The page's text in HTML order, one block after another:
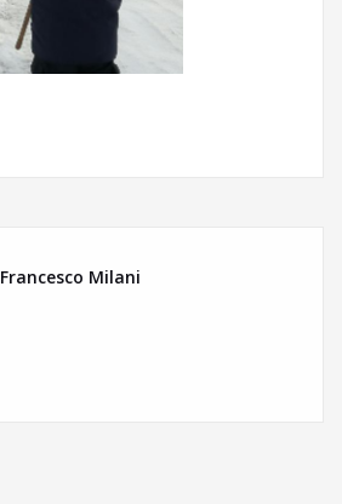
Francesco Milani